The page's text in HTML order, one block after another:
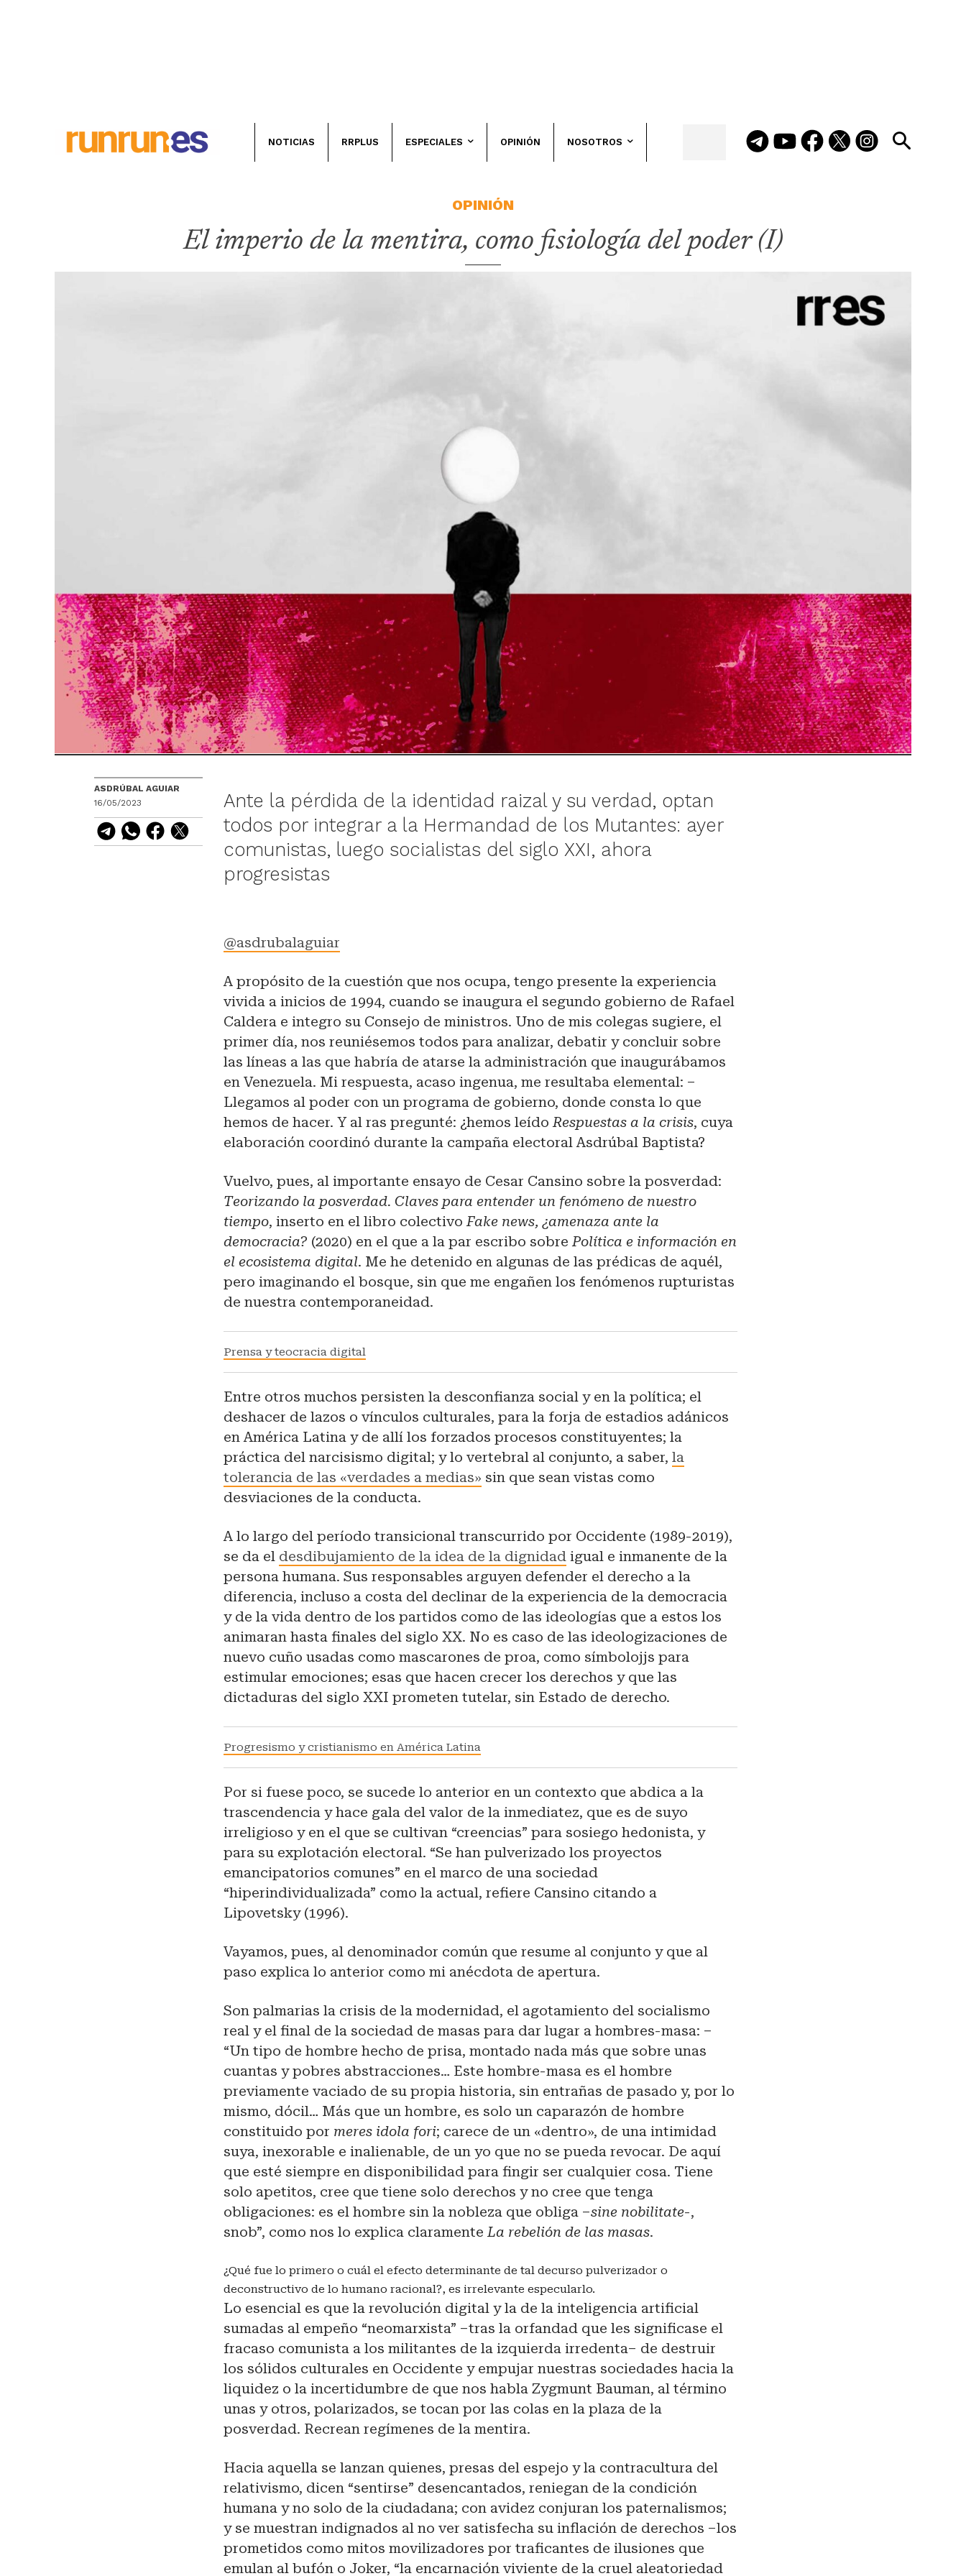
NOTICIAS RRPLUS ESPECIALES OPINIÓN NOSOTROS
OPINIÓN
El imperio de la mentira, como fisiología del poder (I)
ASDRÚBAL AGUIAR
16/05/2023
Ante la pérdida de la identidad raizal y su verdad, optan
todos por integrar a la Hermandad de los Mutantes: ayer
comunistas, luego socialistas del siglo XXI, ahora
progresistas
@asdrubalaguiar
A propósito de la cuestión que nos ocupa, tengo presente la experiencia
vivida a inicios de 1994, cuando se inaugura el segundo gobierno de Rafael
Caldera e integro su Consejo de ministros. Uno de mis colegas sugiere, el
primer día, nos reuniésemos todos para analizar, debatir y concluir sobre
las líneas a las que habría de atarse la administración que inaugurábamos
en Venezuela. Mi respuesta, acaso ingenua, me resultaba elemental: –
Llegamos al poder con un programa de gobierno, donde consta lo que
hemos de hacer. Y al ras pregunté: ¿hemos leídoRespuestas a la crisis, cuya
elaboración coordinó durante la campaña electoral Asdrúbal Baptista?
Vuelvo, pues, al importante ensayo de Cesar Cansino sobre la posverdad:
Teorizando la posverdad. Claves para entender un fenómeno de nuestro
tiempo, inserto en el libro colectivoFake news, ¿amenaza ante la
democracia? (2020) en el que a la par escribo sobrePolítica e información en
el ecosistema digital. Me he detenido en algunas de las prédicas de aquél,
pero imaginando el bosque, sin que me engañen los fenómenos rupturistas
de nuestra contemporaneidad.
Prensa y teocracia digital
Entre otros muchos persisten la desconfianza social y en la política; el
deshacer de lazos o vínculos culturales, para la forja de estadios adánicos
en América Latina y de allí los forzados procesos constituyentes; la
práctica del narcisismo digital; y lo vertebral al conjunto, a saber,la
tolerancia de las «verdades a medias» sin que sean vistas como
desviaciones de la conducta.
A lo largo del período transicional transcurrido por Occidente (1989-2019),
se da el desdibujamiento de la idea de la dignidad igual e inmanente de la
persona humana. Sus responsables arguyen defender el derecho a la
diferencia, incluso a costa del declinar de la experiencia de la democracia
y de la vida dentro de los partidos como de las ideologías que a estos los
animaran hasta finales del siglo XX. No es caso de las ideologizaciones de
nuevo cuño usadas como mascarones de proa, como símbolojjs para
estimular emociones; esas que hacen crecer los derechos y que las
dictaduras del siglo XXI prometen tutelar, sin Estado de derecho.
Progresismo y cristianismo en América Latina
Por si fuese poco, se sucede lo anterior en un contexto que abdica a la
trascendencia y hace gala del valor de la inmediatez, que es de suyo
irreligioso y en el que se cultivan “creencias” para sosiego hedonista, y
para su explotación electoral. “Se han pulverizado los proyectos
emancipatorios comunes” en el marco de una sociedad
“hiperindividualizada” como la actual, refiere Cansino citando a
Lipovetsky (1996).
Vayamos, pues, al denominador común que resume al conjunto y que al
paso explica lo anterior como mi anécdota de apertura.
Son palmarias la crisis de la modernidad, el agotamiento del socialismo
real y el final de la sociedad de masas para dar lugar a hombres-masa: –
“Un tipo de hombre hecho de prisa, montado nada más que sobre unas
cuantas y pobres abstracciones… Este hombre-masa es el hombre
previamente vaciado de su propia historia, sin entrañas de pasado y, por lo
mismo, dócil… Más que un hombre, es solo un caparazón de hombre
constituido por meres idola fori; carece de un «dentro», de una intimidad
suya, inexorable e inalienable, de un yo que no se pueda revocar. De aquí
que esté siempre en disponibilidad para fingir ser cualquier cosa. Tiene
solo apetitos, cree que tiene solo derechos y no cree que tenga
obligaciones: es el hombre sin la nobleza que obliga –sine nobilitate-,
snob”, como nos lo explica claramenteLa rebelión de las masas.
¿Qué fue lo primero o cuál el efecto determinante de tal decurso pulverizador o
deconstructivo de lo humano racional?, es irrelevante especularlo.
Lo esencial es que la revolución digital y la de la inteligencia artificial
sumadas al empeño “neomarxista” –tras la orfandad que les significase el
fracaso comunista a los militantes de la izquierda irredenta– de destruir
los sólidos culturales en Occidente y empujar nuestras sociedades hacia la
liquidez o la incertidumbre de que nos habla Zygmunt Bauman, al término
unas y otros, polarizados, se tocan por las colas en la plaza de la
posverdad. Recrean regímenes de la mentira.
Hacia aquella se lanzan quienes, presas del espejo y la contracultura del
relativismo, dicen “sentirse” desencantados, reniegan de la condición
humana y no solo de la ciudadana; con avidez conjuran los paternalismos;
y se muestran indignados al no ver satisfecha su inflación de derechos –los
prometidos como mitos movilizadores por traficantes de ilusiones que
emulan al bufón o Joker, “la encarnación viviente de la cruel aleatoriedad